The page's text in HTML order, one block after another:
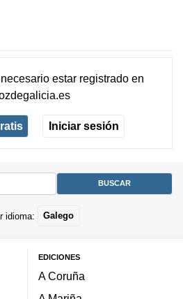
estar registradoen
Iniciar sesión
idioma: Galego
EDICIONES
A Coruña